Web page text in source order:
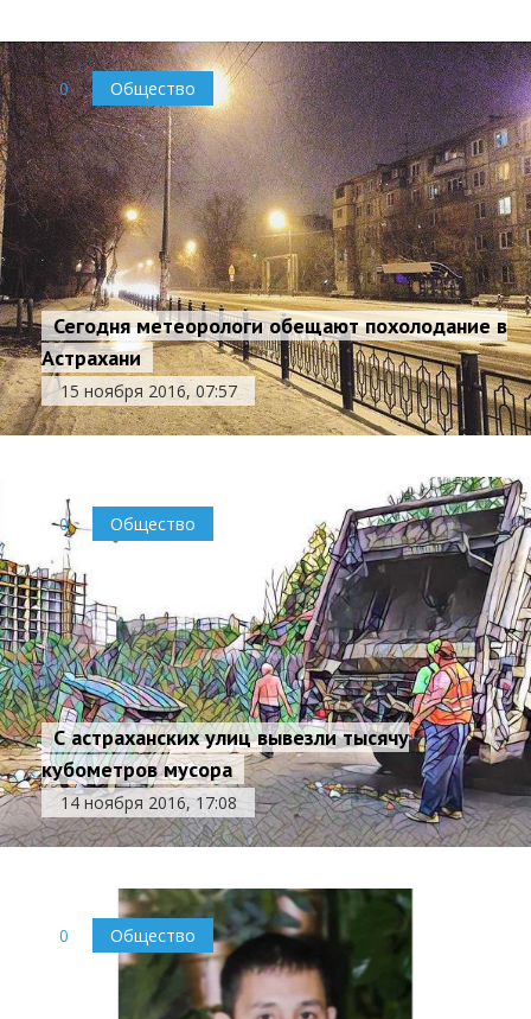
0 Общество
Сегодня метеорологи обещают похолодание в
Астрахани
15 ноября 2016, 07:57
0 Общество
С астраханских улиц вывезли тысячу
кубометров мусора
14 ноября 2016, 17:08
0 Общество